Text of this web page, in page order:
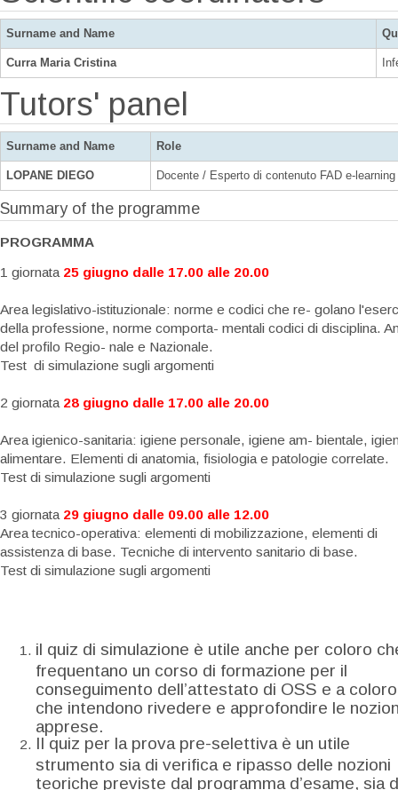
Surname and Name
Curra Maria Cristina
Tutors' panel
Surname and Name Role
LOPANE DIEGO Docente / Esperto di contenuto FAD e-learning
Summary of the programme
PROGRAMMA
1 giornata 25 giugno dalle 17.00 alle 20.00
Area legislativo-istituzionale: norme e codici che re- golano
della professione, norme comporta- mentali codici di disciplina.
del profilo Regio- nale e Nazionale.
Test di simulazione sugli argomenti
2 giornata 28 giugno dalle 17.00 alle 20.00
Area igienico-sanitaria: igiene personale, igiene am- bientale,
alimentare. Elementi di anatomia, fisiologia e patologie correlate.
Test di simulazione sugli argomenti
3 giornata 29 giugno dalle 09.00 alle 12.00
Area tecnico-operativa: elementi di mobilizzazione, elementi di
assistenza di base. Tecniche di intervento sanitario di base.
Test di simulazione sugli argomenti
il quiz di simulazione è utile anche per coloro
frequentano un corso di formazione per il
conseguimento dell’attestato di OSS e a coloro
che intendono rivedere e approfondire le
apprese.
Il quiz per la prova pre-selettiva è un utile
strumento sia di verifica e ripasso delle nozioni
teoriche previste dal programma d’esame, sia